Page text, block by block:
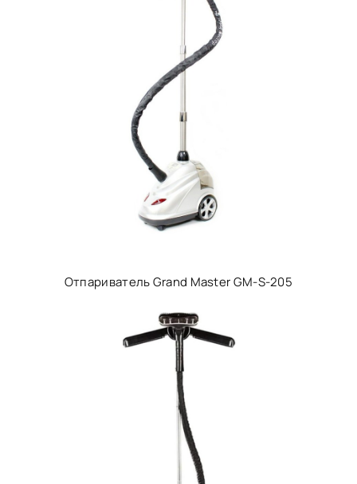
Отпариватель Grand Master GM-S-205